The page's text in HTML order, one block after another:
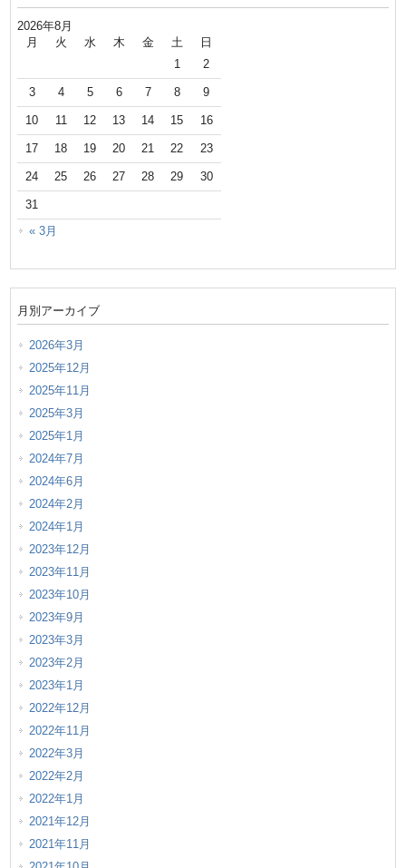
2026年8月
月 火 水 木 金 土
日
1
2
3 4 5 6 7 8 9
10 11 12 13 14 15 16
17 18 19 20 21 22 23
24 25 26 27 28 29 30
31
« 3月
月別アーカイブ
2026年3月
2025年12月
2025年11月
2025年3月
2025年1月
2024年7月
2024年6月
2024年2月
2024年1月
2023年12月
2023年11月
2023年10月
2023年9月
2023年3月
2023年2月
2023年1月
2022年12月
2022年11月
2022年3月
2022年2月
2022年1月
2021年12月
2021年11月